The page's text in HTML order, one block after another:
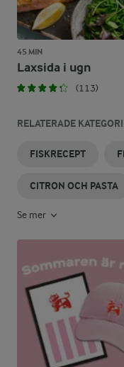
45 MIN
Laxsida i ugn
(113)
RELATERADE
FISKRECEPT
CITRON OCH PASTA
Se mer